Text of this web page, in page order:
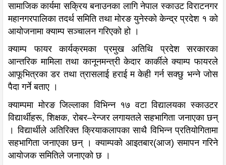
सामाजिक कार्यमा सक्रिय बनाउनका लागि नेपाल स्काउट विराटनगर
महानगरपालिका तदर्थ समिति तथा मोरङ युनेस्को केन्द्र प्रदेश १ को
आयोजनामा क्याम्प सञ्चालन गरिएको हो ।
क्याम्प फायर कार्यक्रमका प्रमुख अतिथि प्रदेश सरकारका
आन्तरिक मामिला तथा कानूनमन्त्री केदार कार्कीले क्याम्प फायरले
आफूभित्रका डर तथा त्रासलाई हराई म केही गर्न सक्छु भन्ने जोस
पैदा गर्ने बताए ।
क्याम्पमा मोरङ जिल्लाका विभिन्न १७ वटा विद्यालयका स्काउटर
विद्यार्थीहरू, शिक्षक, रोबर–रेन्जर लगायतले सहभागिता जनाएका छन्
। विद्यार्थीले अतिरिक्त क्रियाकलापका साथै विभिन्न प्रतियोगितामा
सहभागिता जनाएका छन् । क्याम्पको आइतबार(आज) समापन गरिने
आयोजक समितिले जनाएको छ ।